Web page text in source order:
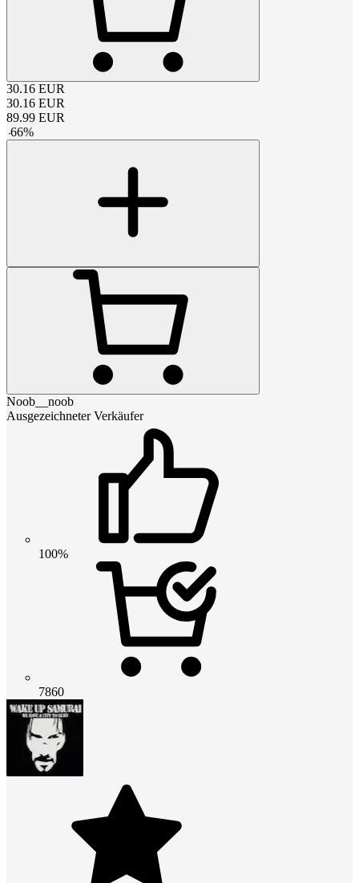
30.16 EUR
30.16 EUR
89.99 EUR
-66%
Noob__noob
Ausgezeichneter Verkäufer
100%
7860